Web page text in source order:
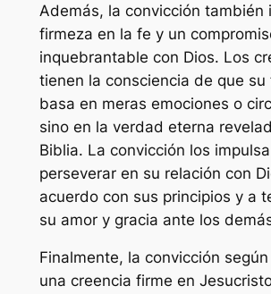
Además, la convicción también
firmeza en la fe y un
inquebrantable con Dios. Los
tienen la consciencia de que su
basa en meras emociones o
sino en la verdad eterna
Biblia. La convicción los
perseverar en su relación con
acuerdo con sus principios y a
su amor y gracia ante los
Finalmente, la convicción
una creencia firme en